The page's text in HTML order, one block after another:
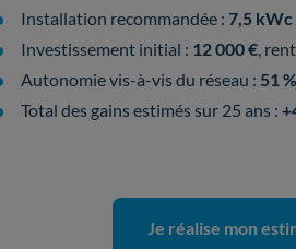
Installation recommandée : 7,5 kWc
Investissement initial : 12 000 €,
Autonomie vis-à-vis du réseau : 51 %
Total des gains estimés sur 25 ans :
Je réalise mon